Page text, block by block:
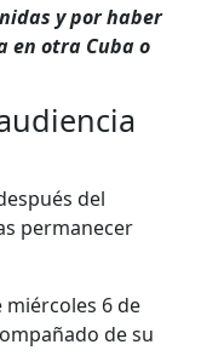
y por haber
en otra Cuba o
del
permanecer
6 de
de su